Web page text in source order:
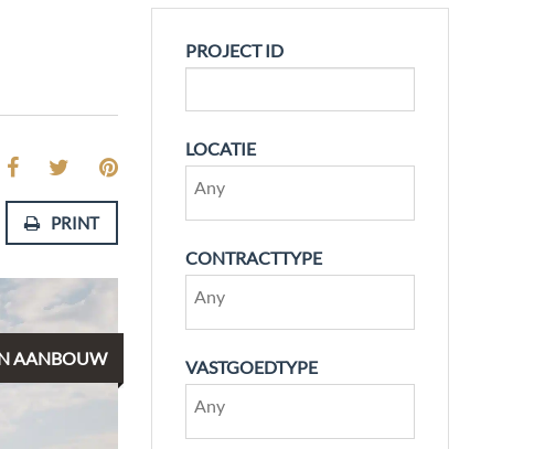
PRINT
AANBOUW
PROJECT ID
LOCATIE
CONTRACTTYPE
VASTGOEDTYPE